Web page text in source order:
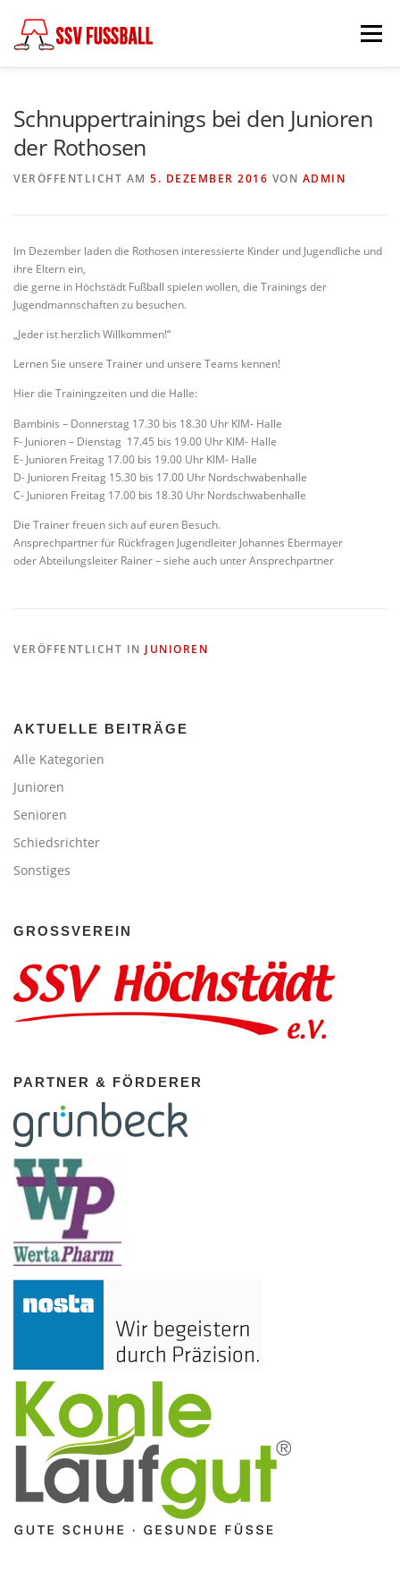
Inhalt
springen
Menü
KONTAKT
Schnuppertrainings bei den Junioren
der Rothosen
VERÖFFENTLICHT AM 5. DEZEMBER 2016 VON ADMIN
Im Dezember laden die Rothosen interessierte Kinder und Jugendliche und
ihre Eltern ein,
die gerne in Höchstädt Fußball spielen wollen, die Trainings der
Jugendmannschaften zu besuchen.
„Jeder ist herzlich Willkommen!“
Lernen Sie unsere Trainer und unsere Teams kennen!
Hier die Trainingzeiten und die Halle:
Bambinis – Donnerstag 17.30 bis 18.30 Uhr KIM- Halle
F- Junioren – Dienstag 17.45 bis 19.00 Uhr KIM- Halle
E- Junioren Freitag 17.00 bis 19.00 Uhr KIM- Halle
D- Junioren Freitag 15.30 bis 17.00 Uhr Nordschwabenhalle
C- Junioren Freitag 17.00 bis 18.30 Uhr Nordschwabenhalle
Die Trainer freuen sich auf euren Besuch.
Ansprechpartner für Rückfragen Jugendleiter Johannes Ebermayer
oder Abteilungsleiter Rainer – siehe auch unter Ansprechpartner
VERÖFFENTLICHT IN JUNIOREN
AKTUELLE BEITRÄGE
Alle Kategorien
Junioren
Senioren
Schiedsrichter
Sonstiges
GROSSVEREIN
PARTNER & FÖRDERER